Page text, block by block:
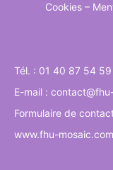
Cookies –
Tél. : 01 40 87 54 59
E-mail :
Formulaire de
www.fhu-mosaic.com